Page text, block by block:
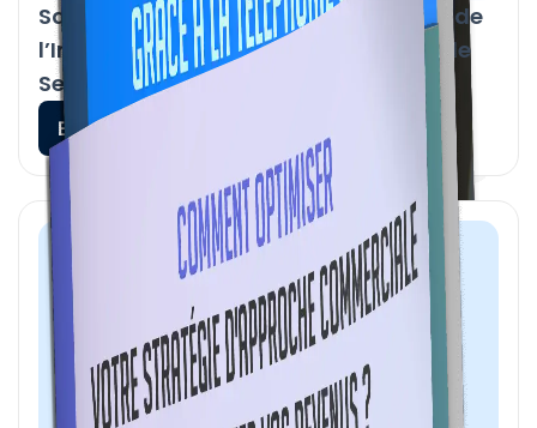
Satisfaire et fidéliser : Guide Pratique de
l’Intelligence Conversationnelle pour le
Service Client
En savoir plus